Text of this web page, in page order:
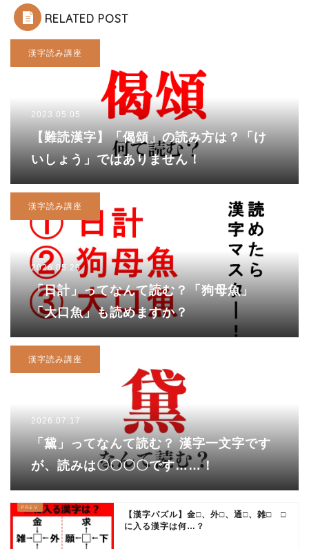
RELATED POST
漢字読み講座
2023.05.05
【難読漢字】「偈頌」の読み方は？「け
いしょう」ではありません！
漢字読み講座
2026.05.29
「日計」ってなんて読む？「狗母魚」
「大口魚」も読めますか？
漢字読み講座
2026.07.17
「黛」ってなんて読む？ 漢字一文字です
が、読みは〇〇〇〇です……！
【漢字パズル】金□、外□、通□、雑□ □
に入る漢字は何…？